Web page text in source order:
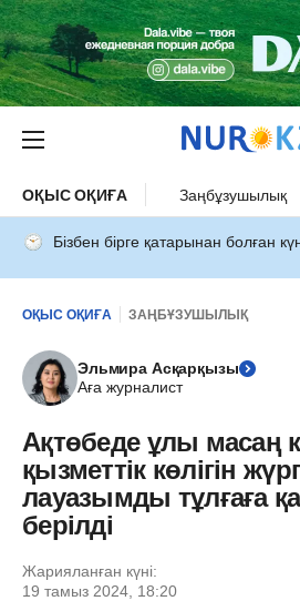
ОҚЫС ОҚИҒА Заңбұзушылық
Бізбен бірге қатарынан болған
ОҚЫС ОҚИҒА ЗАҢБҰЗУШЫЛЫҚ
Эльмира Асқарқызы
Аға журналист
Ақтөбеде ұлы масаң
қызметтік көлігін
лауазымды тұлғаға
берілді
Жарияланған күні:
19 тамыз 2024, 18:20